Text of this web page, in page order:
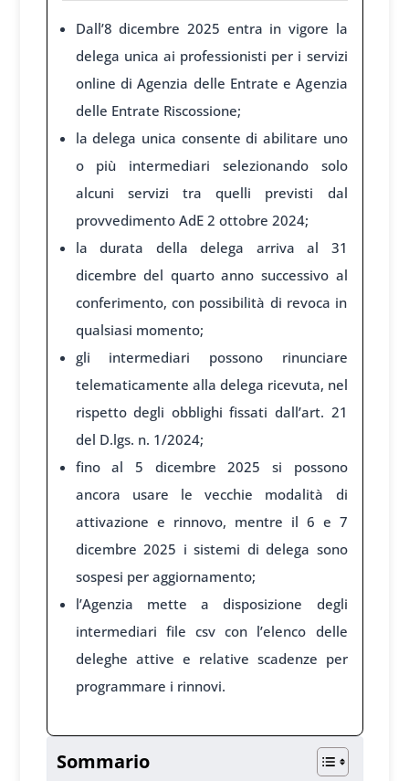
Dall’8 dicembre 2025 entra in vigore la
delega unica ai professionisti per i servizi
online di Agenzia delle Entrate e Agenzia
delle Entrate Riscossione;
la delega unica consente di abilitare uno
o più intermediari selezionando solo
alcuni servizi tra quelli previsti dal
provvedimento AdE 2 ottobre 2024;
la durata della delega arriva al 31
dicembre del quarto anno successivo al
conferimento, con possibilità di revoca in
qualsiasi momento;
gli intermediari possono rinunciare
telematicamente alla delega ricevuta, nel
rispetto degli obblighi fissati dall’art. 21
del D.lgs. n. 1/2024;
fino al 5 dicembre 2025 si possono
ancora usare le vecchie modalità di
attivazione e rinnovo, mentre il 6 e 7
dicembre 2025 i sistemi di delega sono
sospesi per aggiornamento;
l’Agenzia mette a disposizione degli
intermediari file csv con l’elenco delle
deleghe attive e relative scadenze per
programmare i rinnovi.
Sommario